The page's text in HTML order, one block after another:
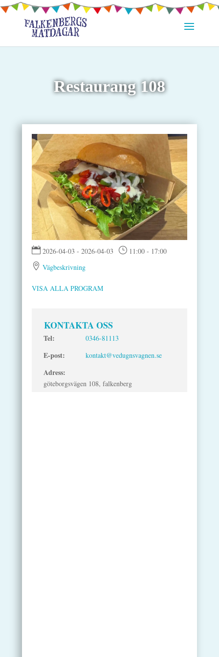
Restaurang 108
 2026-04-03 - 2026-04-03 }11:00 - 17:00
 Vägbeskrivning
VISA ALLA PROGRAM
KONTAKTA OSS
Tel: 0346-81113
E-post: kontakt@vedugnsvagnen.se
Adress:
göteborgsvägen 108, falkenberg